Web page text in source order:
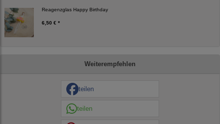
Reagenzglas Happy Birthday
6,50 € *
Weiterempfehlen
teilen
teilen